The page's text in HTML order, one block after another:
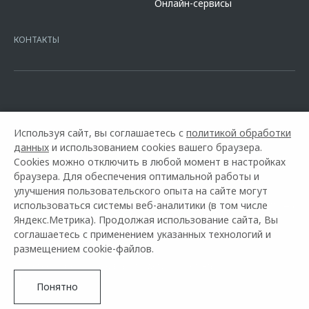
Кредит предоставляет АО Альфа-Банк. ИНН
16.01.2015. Предложение ограничено и не является публичной
Онлайн-сервисы
КОНТАКТЫ
Горячая линия OMODA: +7 (8452) 42-80-46
© 2026 Автомир Саратов
Используя сайт, вы соглашаетесь с политикой обработки
данных и использованием cookies вашего браузера.
Cookies можно отключить в любой момент в настройках
браузера. Для обеспечения оптимальной работы и
улучшения пользовательского опыта на сайте могут
использоваться системы веб-аналитики (в том числе
Яндекс.Метрика). Продолжая использование сайта, Вы
соглашаетесь с применением указанных технологий и
размещением cookie-файлов.
Понятно